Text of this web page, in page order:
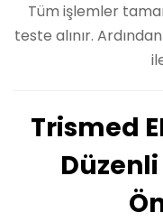
Tüm işlemler
teste alınır.
Trismed